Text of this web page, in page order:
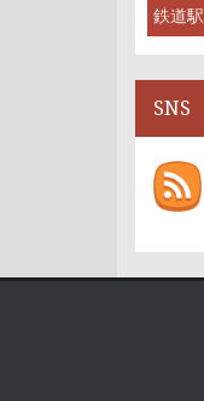
鉄道駅
SNS